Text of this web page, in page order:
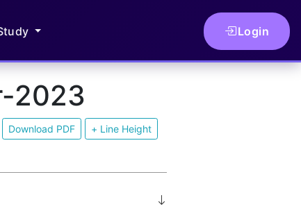
Login
2023
Download PDF
+ Line Height